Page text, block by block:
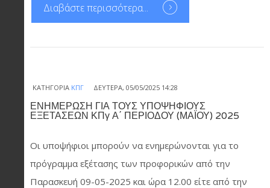
Διαβάστε περισσότερα...
ΚΑΤΗΓΟΡΊΑ ΚΠΓ ΔΕΥΤΈΡΑ, 05/05/2025 14:28
ΕΝΗΜΕΡΩΣΗ ΓΙΑ ΤΟΥΣ ΥΠΟΨΗΦΙΟΥΣ
ΕΞΕΤΑΣΕΩΝ ΚΠγ Α΄ ΠΕΡΙΟΔΟΥ (ΜΑΪΟΥ) 2025
Οι υποψήφιοι μπορούν να ενημερώνονται για το
πρόγραμμα εξέτασης των προφορικών από την
Παρασκευή 09-05-2025 και ώρα 12.00 είτε από την